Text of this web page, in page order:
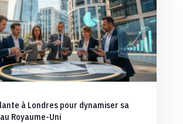
à Londres pour dynamiser sa
Royaume-Uni